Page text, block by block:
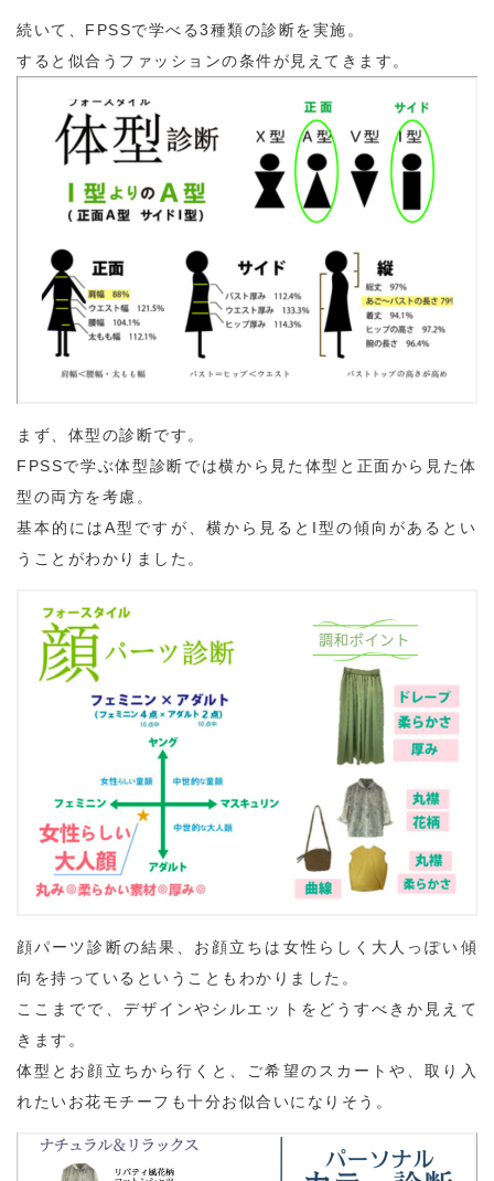
続いて、FPSSで学べる3種類の診断を実施。
すると似合うファッションの条件が見えてきます。
まず、体型の診断です。
FPSSで学ぶ体型診断では横から見た体型と正面から見た体
型の両方を考慮。
基本的にはA型ですが、横から見るとI型の傾向があるとい
うことがわかりました。
顔パーツ診断の結果、お顔立ちは女性らしく大人っぽい傾
向を持っているということもわかりました。
ここまでで、デザインやシルエットをどうすべきか見えて
きます。
体型とお顔立ちから行くと、ご希望のスカートや、取り入
れたいお花モチーフも十分お似合いになりそう。